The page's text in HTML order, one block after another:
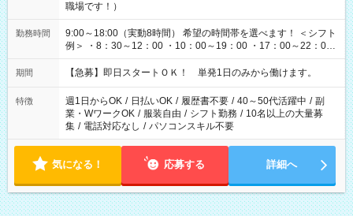
職場です！）
勤務時間
9:00～18:00（実動8時間） 希望の時間帯を選べます！ ＜シフト
例＞ ・8：30～12：00 ・10：00～19：00 ・17：00～22：00
・13：00～22：00 ・22：00～翌6：00 など
期間 【急募】即日スタートＯＫ！ 単発1日のみから働けます。
特徴 週1日からOK / 日払いOK / 履歴書不要 / 40～50代活躍中 / 副
業・WワークOK / 服装自由 / シフト勤務 / 10名以上の大量募
集 / 電話対応なし / パソコンスキル不要
気になる！ 応募する 詳細へ